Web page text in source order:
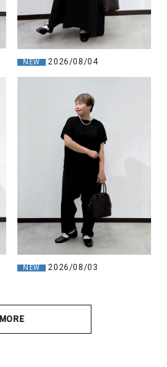
NEW 2026/08/04
NEW 2026/08/03
MORE